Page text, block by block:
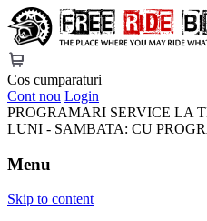
FreeRideBikes
Cos cumparaturi
Cont nou Login
PROGRAMARI SERVICE LA
LUNI - SAMBATA: CU
Menu
Skip to content